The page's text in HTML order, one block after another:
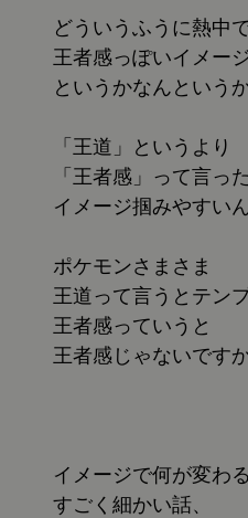
どういうふうに熱中
王者感っぽいイメー
というかなんという
「王道」というより
「王者感」って言っ
イメージ掴みやすい
ポケモンさまさま
王道って言うとテン
王者感っていうと
王者感じゃないです
イメージで何が変わ
すごく細かい話、